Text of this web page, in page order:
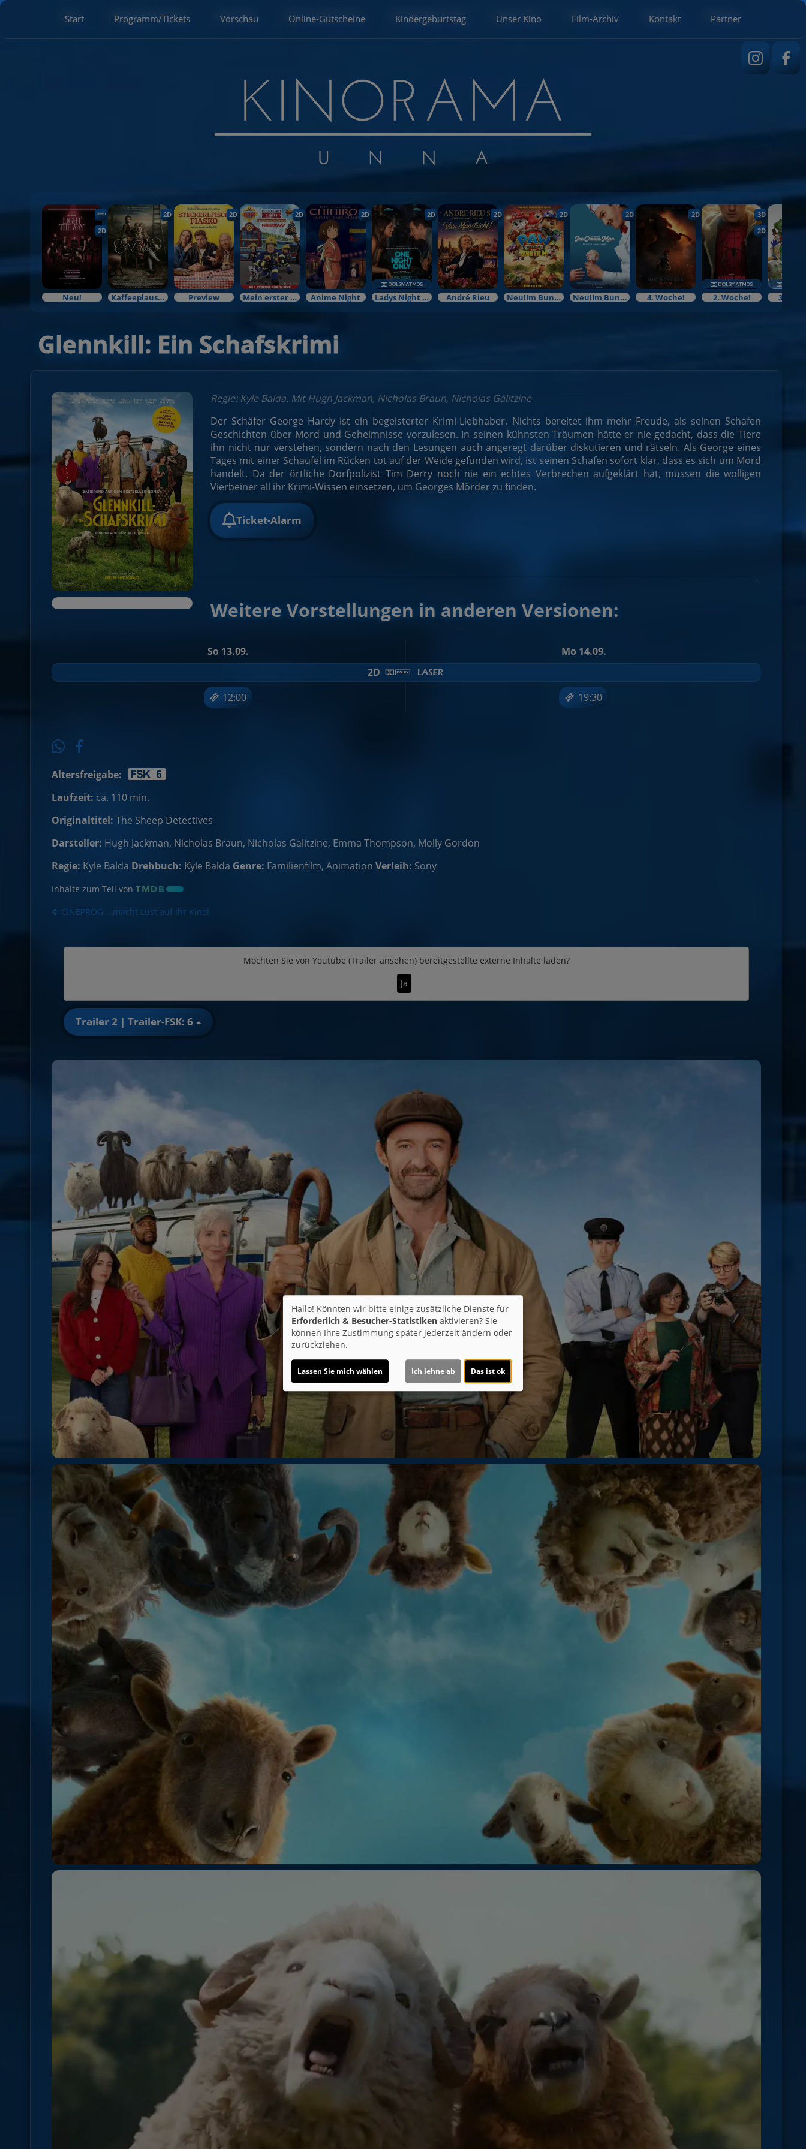
Start Programm/Tickets Vorschau Online-Gutscheine Kindergeburtstag Unser Kino Film-Archiv Kontakt Partner
OmU
2D
Neu!
2D
Kaffeeplausch & Kinozauber
2D
Preview
2D
Mein erster Kinobesuch
2D
Anime Night
2D
Ladys Night Preview
2D
André Rieu
2D
Neu!Im Bundesstart
2D
Neu!Im Bundesstart
2D
4. Woche!
3D
2D
2. Woche! 3.
Glennkill: Ein Schafskrimi
Regie: Kyle Balda. Mit Hugh Jackman, Nicholas Braun, Nicholas Galitzine
Der Schäfer George Hardy ist ein begeisterter Krimi-Liebhaber. Nichts bereitet ihm mehr Freude, als seinen Schafen
Geschichten über Mord und Geheimnisse vorzulesen. In seinen kühnsten Träumen hätte er nie gedacht, dass die Tiere
ihn nicht nur verstehen, sondern nach den Lesungen auch angeregt darüber diskutieren und rätseln. Als George eines
Tages mit einer Schaufel im Rücken tot auf der Weide gefunden wird, ist seinen Schafen sofort klar, dass es sich um Mord
handelt. Da der örtliche Dorfpolizist Tim Derry noch nie ein echtes Verbrechen aufgeklärt hat, müssen die wolligen
Vierbeiner all ihr Krimi-Wissen einsetzen, um Georges Mörder zu finden.
Ticket-Alarm
Weitere Vorstellungen in anderen Versionen:
So 13.09. Mo 14.09.
12:00 19:30
2D
Altersfreigabe:
Laufzeit: ca. 110 min.
Originaltitel: The Sheep Detectives
Darsteller: Hugh Jackman, Nicholas Braun, Nicholas Galitzine, Emma Thompson, Molly Gordon
Regie: Kyle Balda Drehbuch: Kyle Balda Genre: Familienfilm, Animation Verleih: Sony
Inhalte zum Teil von
© CINEPROG ...macht Lust auf Ihr Kino!
Möchten Sie von Youtube (Trailer ansehen)bereitgestellte externe Inhalte laden?
Ja
Trailer 2 | Trailer-FSK: 6
Hallo! Könnten wir bitte einige zusätzliche Dienste für
Erforderlich & Besucher-Statistiken aktivieren? Sie
können Ihre Zustimmung später jederzeit ändern oder
zurückziehen.
Lassen Sie mich wählen Ich lehne ab Das ist ok